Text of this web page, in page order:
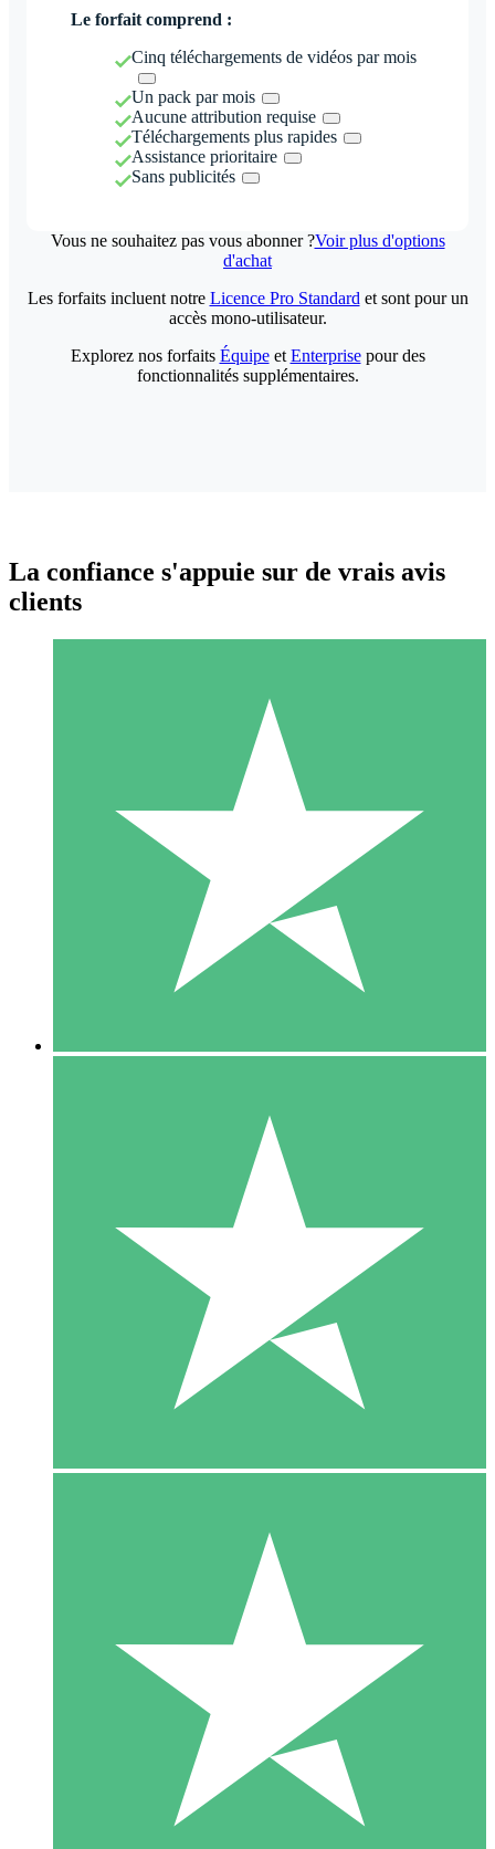
Le forfait comprend :
Cinq téléchargements de vidéos par mois
Un pack par mois
Aucune attribution requise
Téléchargements plus rapides
Assistance prioritaire
Sans publicités
Vous ne souhaitez pas vous abonner ?Voir plus d'options
d'achat
Packs de Crédits Individuels
Payez à l'utilisation avec des crédits de téléchargement. Sans
1 Téléchargement
10 00
10 Téléchargements
20 00
Les forfaits incluent notre Licence Pro Standard et sont pour un
accès mono-utilisateur.
Explorez nos forfaits Équipeet Enterprisepour des
fonctionnalités supplémentaires.
La confiance s'appuie sur de vrais avis
clients